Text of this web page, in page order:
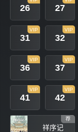
26 27
31
VIP
32
VIP
36
VIP
37
VIP
41
VIP
42
VIP
祥序记
荐